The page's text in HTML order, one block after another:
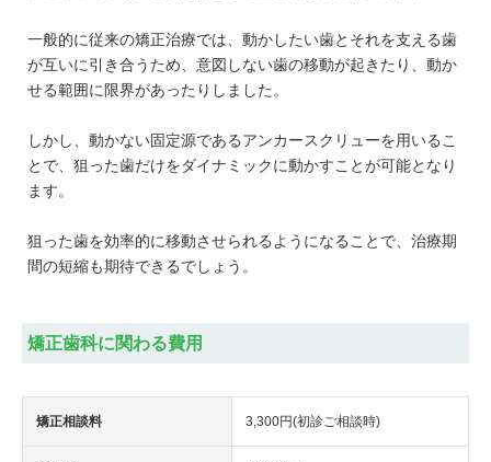
一般的に従来の矯正治療では、動かしたい歯とそれを支える歯
が互いに引き合うため、意図しない歯の移動が起きたり、動か
せる範囲に限界があったりしました。
しかし、動かない固定源であるアンカースクリューを用いるこ
とで、狙った歯だけをダイナミックに動かすことが可能となり
ます。
狙った歯を効率的に移動させられるようになることで、治療期
間の短縮も期待できるでしょう。
矯正歯科に関わる費用
矯正相談料 3,300円(初診ご相談時)